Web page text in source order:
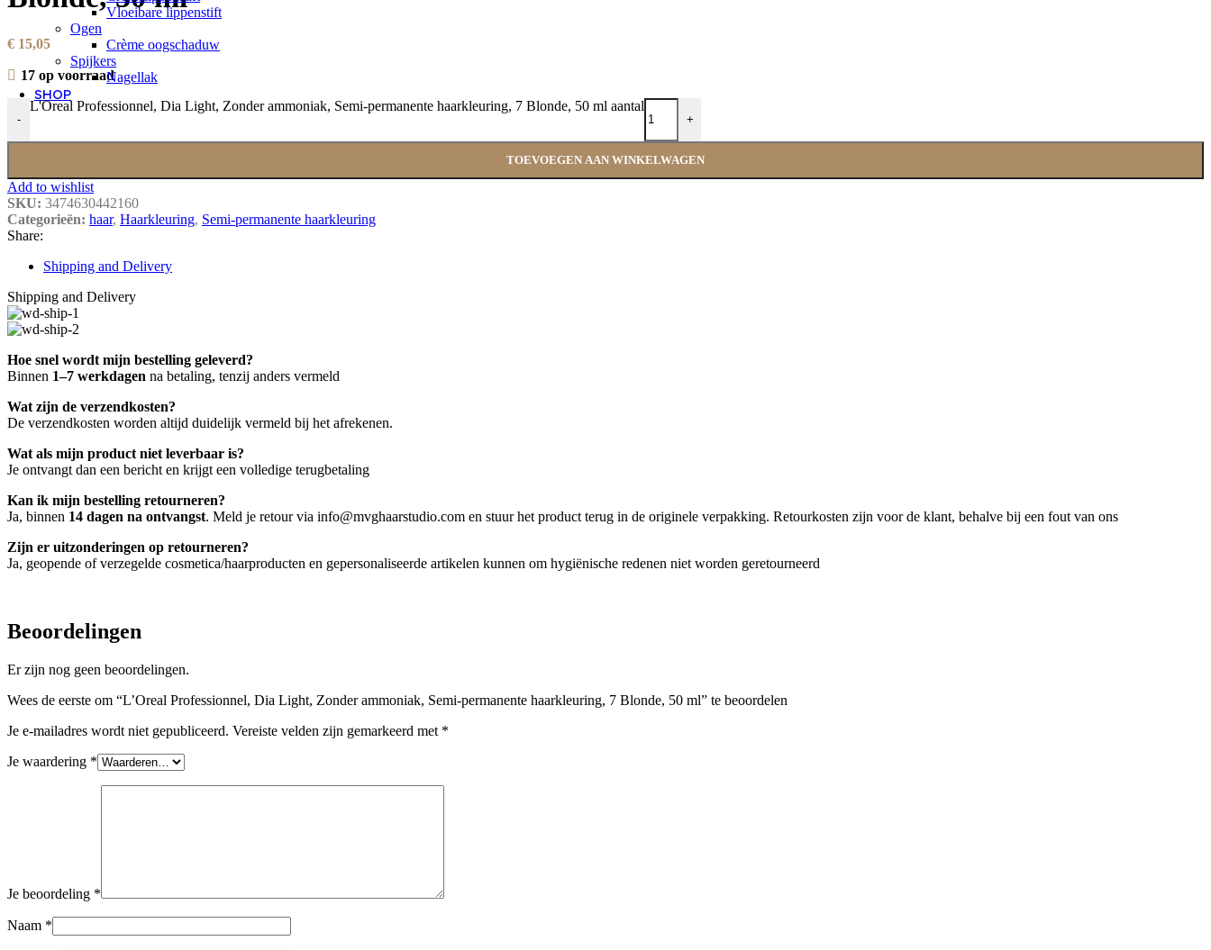
Vloeibare lippenstift
Ogen
Crème oogschaduw
Spijkers
Nagellak
SHOP
€ 15,05
17 op voorraad
-
L'Oreal Professionnel, Dia Light, Zonder ammoniak, Semi-permanente haarkleuring, 7 Blonde, 50 ml aantal
+
TOEVOEGEN AAN WINKELWAGEN
Add to wishlist
SKU: 3474630442160
Categorieën: haar, Haarkleuring, Semi-permanente haarkleuring
Share:
Shipping and Delivery
Shipping and Delivery
Hoe snel wordt mijn bestelling geleverd?
Binnen 1–7 werkdagen na betaling, tenzij anders vermeld
Wat zijn de verzendkosten?
De verzendkosten worden altijd duidelijk vermeld bij het afrekenen.
Wat als mijn product niet leverbaar is?
Je ontvangt dan een bericht en krijgt een volledige terugbetaling
Kan ik mijn bestelling retourneren?
Ja, binnen 14 dagen na ontvangst. Meld je retour via info@mvghaarstudio.com en stuur het product terug in de originele verpakking. Retourkosten zijn voor de klant, behalve bij een fout van ons
Zijn er uitzonderingen op retourneren?
Ja, geopende of verzegelde cosmetica/haarproducten en gepersonaliseerde artikelen kunnen om hygiënische redenen niet worden geretourneerd
Beoordelingen
Er zijn nog geen beoordelingen.
Wees de eerste om “L’Oreal Professionnel, Dia Light, Zonder ammoniak, Semi-permanente haarkleuring, 7 Blonde, 50 ml” te beoordelen
Je e-mailadres wordt niet gepubliceerd. Vereiste velden zijn gemarkeerd met *
Je waardering *
Je beoordeling *
Naam *